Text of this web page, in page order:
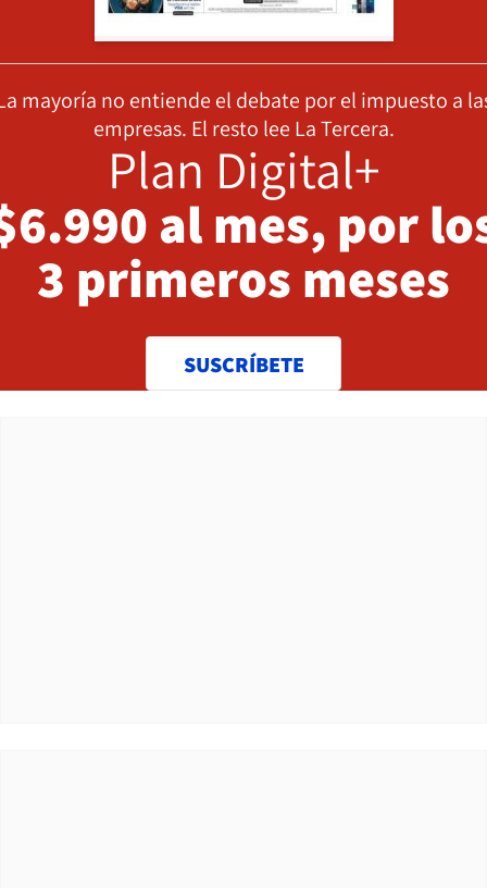
mayoría no entiende el debate por el impuesto a
empresas. El resto lee La Tercera.
Plan Digital+
al mes, por
3 primeros meses
SUSCRÍBETE